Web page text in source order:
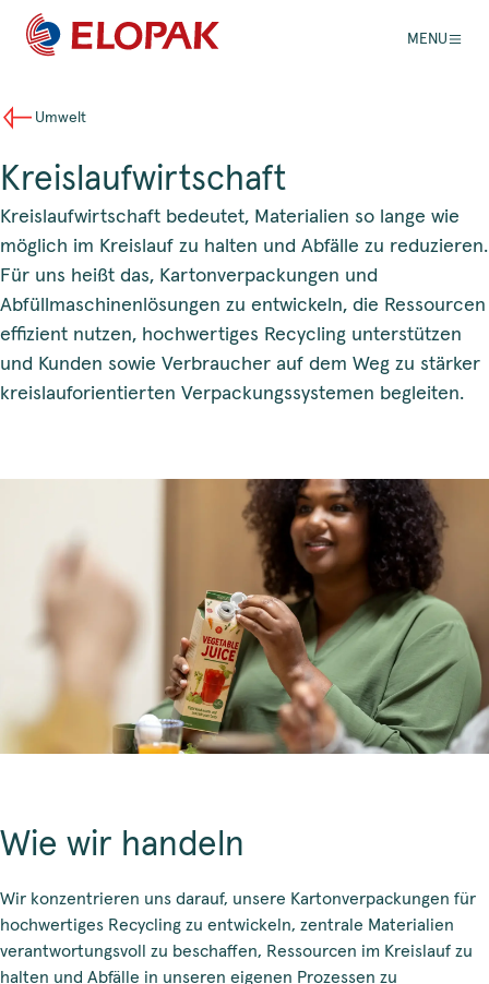
MENU
Umwelt
Kreislaufwirtschaft
Kreislaufwirtschaft bedeutet, Materialien so lange wie
möglich im Kreislauf zu halten und Abfälle zu reduzieren.
Für uns heißt das, Kartonverpackungen und
Abfüllmaschinenlösungen zu entwickeln, die Ressourcen
effizient nutzen, hochwertiges Recycling unterstützen
und Kunden sowie Verbraucher auf dem Weg zu stärker
kreislauforientierten Verpackungssystemen begleiten.
Wie wir handeln
Wir konzentrieren uns darauf, unsere Kartonverpackungen für
hochwertiges Recycling zu entwickeln, zentrale Materialien
verantwortungsvoll zu beschaffen, Ressourcen im Kreislauf zu
halten und Abfälle in unseren eigenen Prozessen zu